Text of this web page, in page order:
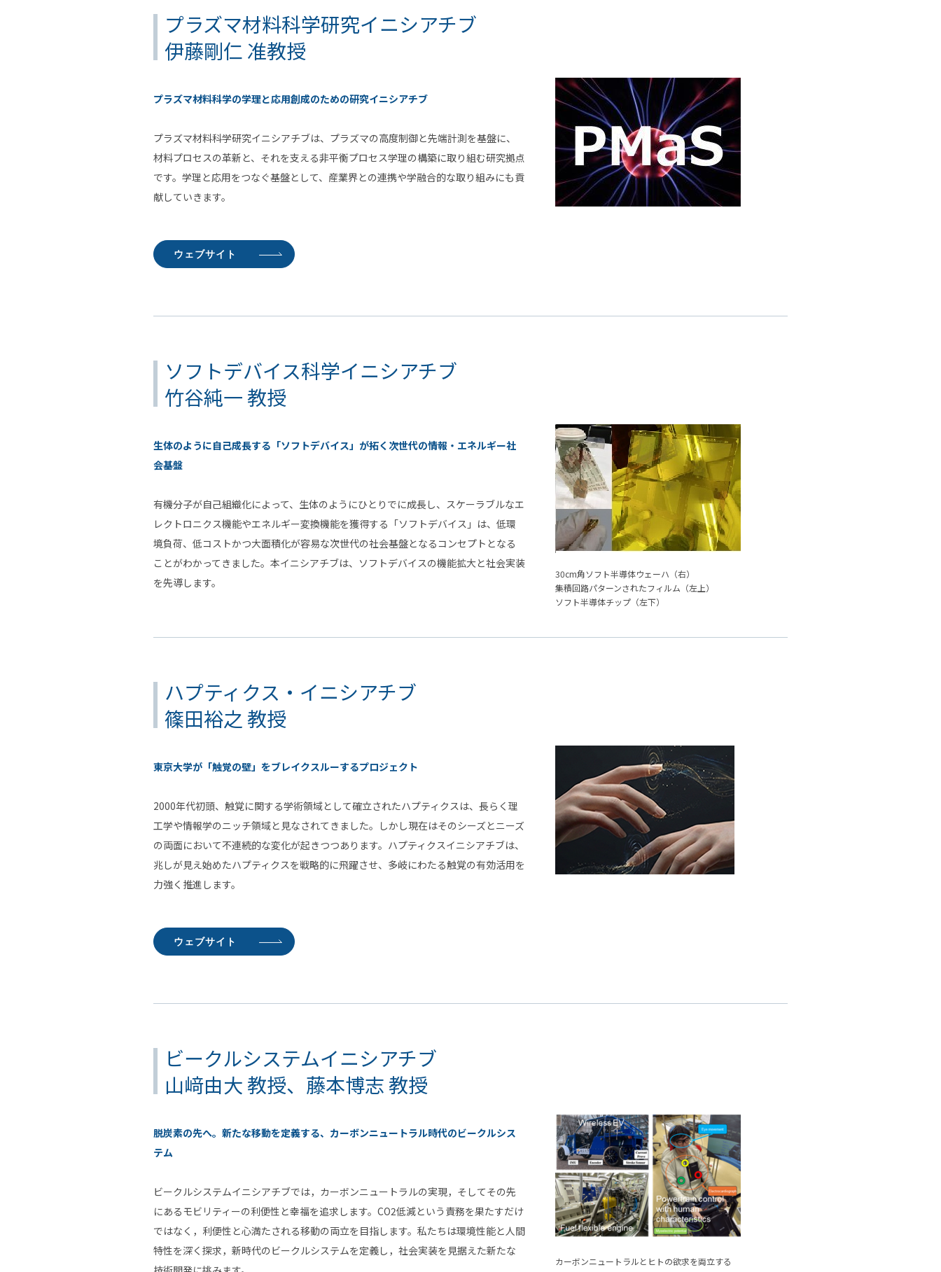
プラズマ材料科学研究イニシアチブ
伊藤剛仁 准教授
プラズマ材料科学の学理と応用創成のための研究イニシアチブ
プラズマ材料科学研究イニシアチブは、プラズマの高度制御と先端計測を基盤に、
材料プロセスの革新と、それを支える非平衡プロセス学理の構築に取り組む研究拠点
です。学理と応用をつなぐ基盤として、産業界との連携や学融合的な取り組みにも貢
献していきます。
ウェブサイト
ソフトデバイス科学イニシアチブ
竹谷純一 教授
30cm角ソフト半導体ウェーハ（右）
集積回路パターンされたフィルム（左上）
ソフト半導体チップ（左下）
生体のように自己成長する「ソフトデバイス」が拓く次世代の情報・エネルギー社
会基盤
有機分子が自己組織化によって、生体のようにひとりでに成長し、スケーラブルなエ
レクトロニクス機能やエネルギー変換機能を獲得する「ソフトデバイス」は、低環
境負荷、低コストかつ大面積化が容易な次世代の社会基盤となるコンセプトとなる
ことがわかってきました。本イニシアチブは、ソフトデバイスの機能拡大と社会実装
を先導します。
ハプティクス・イニシアチブ
篠田裕之 教授
東京大学が「触覚の壁」をブレイクスルーするプロジェクト
2000年代初頭、触覚に関する学術領域として確立されたハプティクスは、長らく理
工学や情報学のニッチ領域と見なされてきました。しかし現在はそのシーズとニーズ
の両面において不連続的な変化が起きつつあります。ハプティクスイニシアチブは、
兆しが見え始めたハプティクスを戦略的に飛躍させ、多岐にわたる触覚の有効活用を
力強く推進します。
ウェブサイト
ビークルシステムイニシアチブ
山﨑由大 教授、藤本博志 教授
カーボンニュートラルとヒトの欲求を両立する
脱炭素の先へ。新たな移動を定義する、カーボンニュートラル時代のビークルシス
テム
ビークルシステムイニシアチブでは，カーボンニュートラルの実現，そしてその先
にあるモビリティーの利便性と幸福を追求します。CO2低減という責務を果たすだけ
ではなく，利便性と心満たされる移動の両立を目指します。私たちは環境性能と人間
特性を深く探求，新時代のビークルシステムを定義し，社会実装を見据えた新たな